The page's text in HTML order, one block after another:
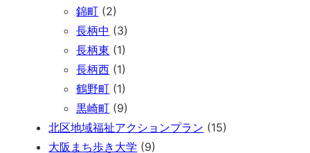
錦町 (2)
長柄中 (3)
長柄東 (1)
長柄西 (1)
鶴野町 (1)
黒崎町 (9)
北区地域福祉アクションプラン (15)
大阪まち歩き大学 (9)